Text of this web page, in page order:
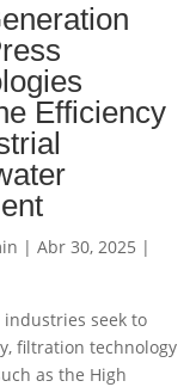
Efficiency
| Abr 30, 2025 |
seek to
filtration technology
as the High